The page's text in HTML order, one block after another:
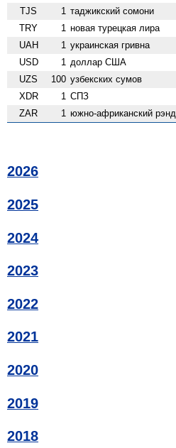
TJS 1 таджикский сомони
TRY 1 новая турецкая лира
UAH 1 украинская гривна
USD 1 доллар США
UZS 100 узбекских сумов
XDR 1 СПЗ
ZAR 1 южно-африканский рэнд
2026
2025
2024
2023
2022
2021
2020
2019
2018